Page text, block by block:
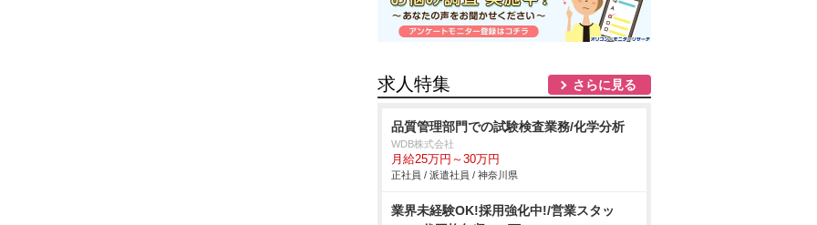
求人特集 さらに見る
品質管理部門での試験検査業務/化学分析
WDB株式会社
月給25万円～30万円
正社員 / 派遣社員 / 神奈川県
業界未経験OK!採用強化中!/営業スタッ